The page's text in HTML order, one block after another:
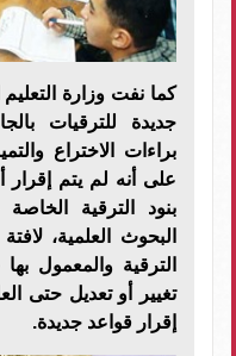
كما نفت وزارة التعليم
جديدة للترقيات
براءات الاختراع
على أنه لم يتم
بنود الترقية الخاصة
البحوث العلمية،
الترقية والمعمول
إقرار قواعد جديدة.